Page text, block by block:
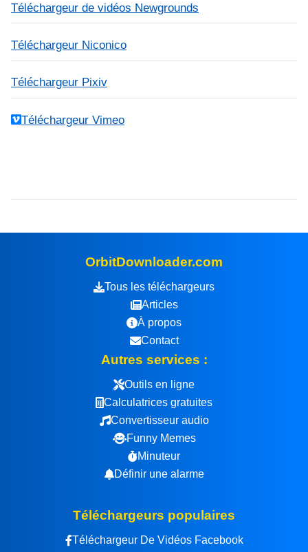
Téléchargeur de vidéos Newgrounds
Téléchargeur Niconico
Téléchargeur Pixiv
Téléchargeur Vimeo
OrbitDownloader.com
Tous les téléchargeurs
Articles
À propos
Contact
Autres services :
Outils en ligne
Calculatrices gratuites
Convertisseur audio
Funny Memes
Minuteur
Définir une alarme
Téléchargeurs populaires
Téléchargeur De Vidéos Facebook